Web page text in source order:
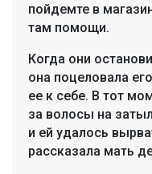
пойдемте в
там помощи.
Когда они
она поцеловала
ее к себе. В тот
за волосы на
и ей удалось
рассказала мать